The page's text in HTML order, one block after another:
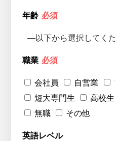
年齢 必須
職業 必須
会社員 自営業
短大専門生
高校生
無職
その他
英語レベル